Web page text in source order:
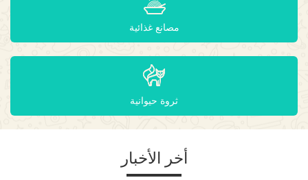
مصانع غذائية
ثروة حيوانية
أخر الأخبار